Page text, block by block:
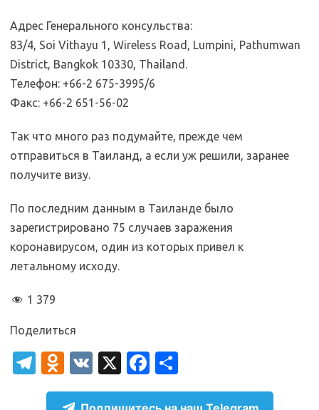
Адрес Генерального консульства:
83/4, Soi Vithayu 1, Wireless Road, Lumpini, Pathumwan
District, Bangkok 10330, Thailand.
Телефон: +66-2 675-3995/6
Факс: +66-2 651-56-02
Так что много раз подумайте, прежде чем
отправиться в Таиланд, а если уж решили, заранее
получите визу.
По последним данным в Таиланде было
зарегистрировано 75 случаев заражения
коронавирусом, один из которых привел к
летальному исходу.
1 379
Поделиться
T
el
O
d
V
K
X
Fa
c
т